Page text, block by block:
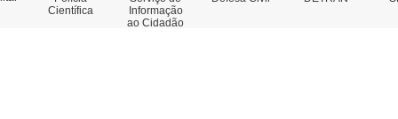
Científica
Informação
ao Cidadão